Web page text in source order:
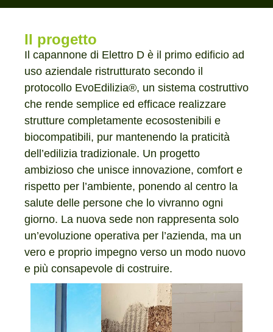
Il progetto
Il capannone di Elettro D è il primo edificio ad
uso aziendale ristrutturato secondo il
protocollo EvoEdilizia®, un sistema costruttivo
che rende semplice ed efficace realizzare
strutture completamente ecosostenibili e
biocompatibili, pur mantenendo la praticità
dell’edilizia tradizionale. Un progetto
ambizioso che unisce innovazione, comfort e
rispetto per l’ambiente, ponendo al centro la
salute delle persone che lo vivranno ogni
giorno. La nuova sede non rappresenta solo
un’evoluzione operativa per l’azienda, ma un
vero e proprio impegno verso un modo nuovo
e più consapevole di costruire.